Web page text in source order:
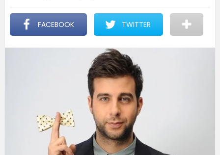
FACEBOOK TWITTER